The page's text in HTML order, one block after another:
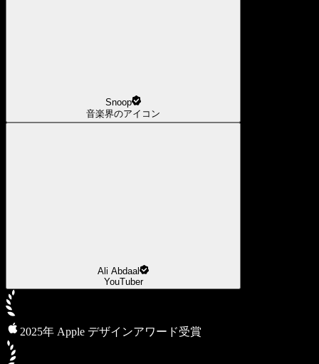
Snoop
音楽界のアイコン
Ali Abdaal
YouTuber
2025年 Apple デザインアワード受賞